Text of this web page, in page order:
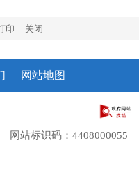
印 关闭
网站地图
网站标识码：4408000055